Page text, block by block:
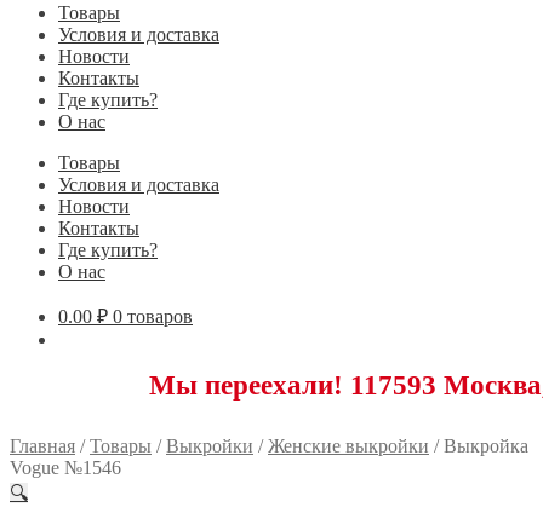
Товары
Условия и доставка
Новости
Контакты
Где купить?
О нас
Товары
Условия и доставка
Новости
Контакты
Где купить?
О нас
0.00 ₽ 0 товаров
Мы переехали! 117593 Москва,
Главная /Товары /Выкройки /Женские выкройки /Выкройка
Vogue №1546
🔍